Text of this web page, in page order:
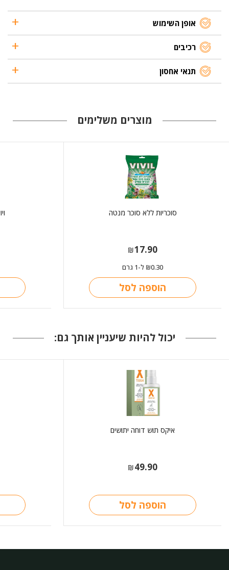
אופן השימוש
רכיבים
תנאי אחסון
מוצרים משלימים
סוכריות ללא סוכר מנטה
₪17.90
₪0.30 ל-1 גרם
הוספה לסל
יכול להיות שיעניין אותך גם:
איקס תוש דוחה יתושים
₪49.90
הוספה לסל